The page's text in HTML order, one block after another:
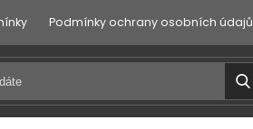
Podmínky ochrany osobních údajů